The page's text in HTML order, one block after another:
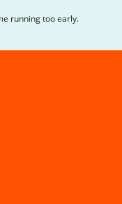
running too early.